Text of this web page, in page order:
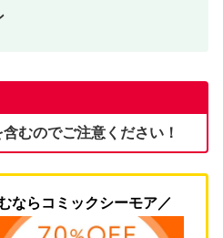
むのでご注意ください！
ならコミックシーモア／